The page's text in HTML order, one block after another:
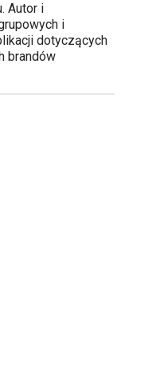
Autor i
i
dotyczących
brandów